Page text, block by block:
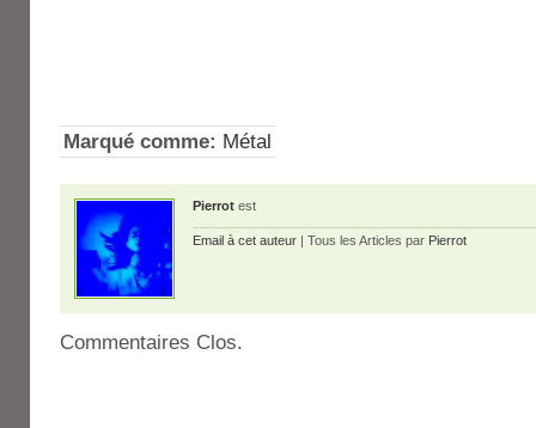
Marqué comme: Métal
Pierrot est
Email à cet auteur | Tous les Articles par Pierrot
Commentaires Clos.